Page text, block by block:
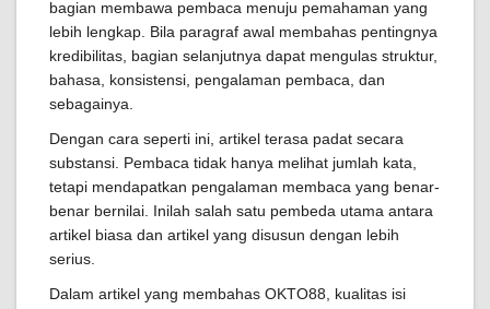
bagian membawa pembaca menuju pemahaman yang
lebih lengkap. Bila paragraf awal membahas pentingnya
kredibilitas, bagian selanjutnya dapat mengulas struktur,
bahasa, konsistensi, pengalaman pembaca, dan
sebagainya.
Dengan cara seperti ini, artikel terasa padat secara
substansi. Pembaca tidak hanya melihat jumlah kata,
tetapi mendapatkan pengalaman membaca yang benar-
benar bernilai. Inilah salah satu pembeda utama antara
artikel biasa dan artikel yang disusun dengan lebih
serius.
Dalam artikel yang membahas OKTO88, kualitas isi